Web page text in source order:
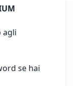
agli
se hai